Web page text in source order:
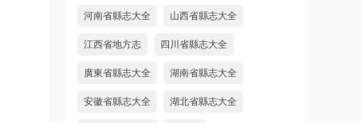
河南省縣志大全 山西省縣志大全
江西省地方志 四川省縣志大全
廣東省縣志大全 湖南省縣志大全
安徽省縣志大全 湖北省縣志大全